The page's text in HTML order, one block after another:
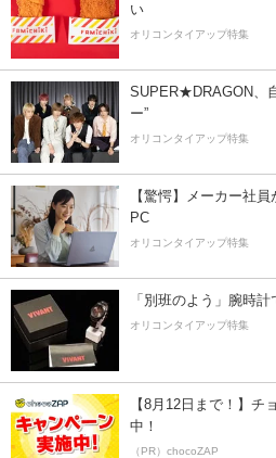
い
オリコンタイアップ特集
SUPER★DRAGON、
ー”
オリコンタイアップ特集
【驚愕】メーカー社
PC
オリコンタイアップ特集
「別班のよう」腕時
オリコンタイアップ特集
【8月12日まで！】チ
中！
（PR）chocoZAP